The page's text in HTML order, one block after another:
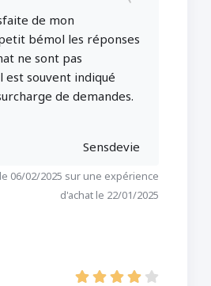
de mon
bémol les réponses
ne sont pas
est souvent indiqué
de demandes.
Sensdevie
06/02/2025 sur une expérience
d'achat le 22/01/2025